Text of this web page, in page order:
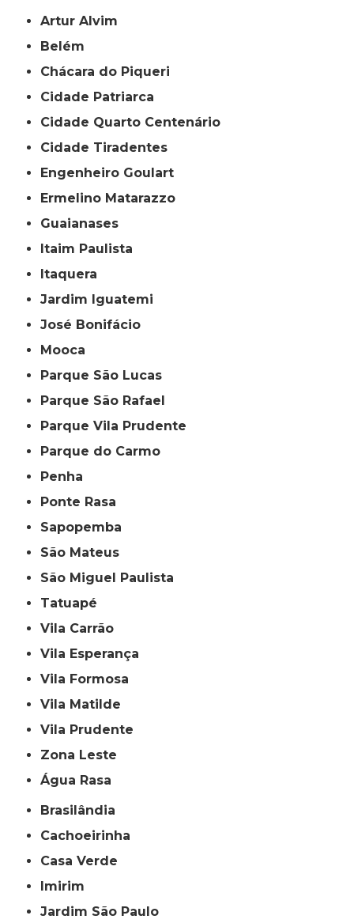
Artur Alvim
Belém
Chácara do Piqueri
Cidade Patriarca
Cidade Quarto Centenário
Cidade Tiradentes
Engenheiro Goulart
Ermelino Matarazzo
Guaianases
Itaim Paulista
Itaquera
Jardim Iguatemi
José Bonifácio
Mooca
Parque São Lucas
Parque São Rafael
Parque Vila Prudente
Parque do Carmo
Penha
Ponte Rasa
Sapopemba
São Mateus
São Miguel Paulista
Tatuapé
Vila Carrão
Vila Esperança
Vila Formosa
Vila Matilde
Vila Prudente
Zona Leste
Água Rasa
Brasilândia
Cachoeirinha
Casa Verde
Imirim
Jardim São Paulo